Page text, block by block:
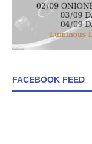
FACEBOOK FEED